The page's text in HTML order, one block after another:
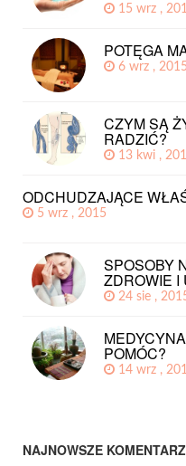
15 wrz ,
POTĘGA
6 wrz ,
CZYM SĄ
RADZIĆ?
13 kwi ,
ODCHUDZAJĄCE
5 wrz , 2015
SPOSOBY
ZDROWIE I
24 sie ,
POMÓC?
14 wrz ,
NAJNOWSZE